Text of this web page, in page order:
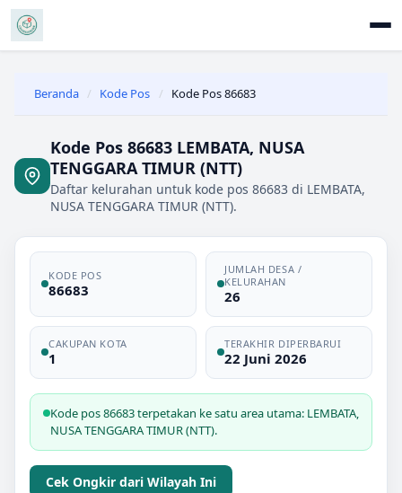
Beranda / Kode Pos / Kode Pos 86683
Kode Pos 86683 LEMBATA, NUSA
TENGGARA TIMUR (NTT)
Daftar kelurahan untuk kode pos 86683 di LEMBATA,
NUSA TENGGARA TIMUR (NTT).
KODE POS
86683
JUMLAH DESA /
KELURAHAN
26
CAKUPAN KOTA
1
TERAKHIR DIPERBARUI
22 Juni 2026
Kode pos 86683 terpetakan ke satu area utama: LEMBATA,
NUSA TENGGARA TIMUR (NTT).
Cek Ongkir dari Wilayah Ini